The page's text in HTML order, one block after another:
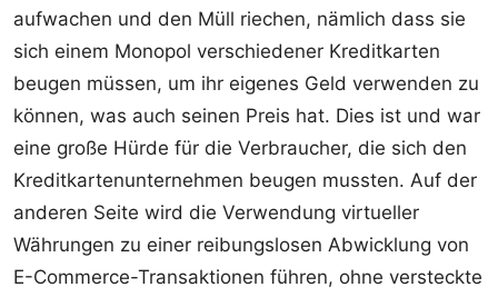
aufwachen und den Müll riechen, nämlich dass sie
sich einem Monopol verschiedener Kreditkarten
beugen müssen, um ihr eigenes Geld verwenden zu
können, was auch seinen Preis hat. Dies ist und war
eine große Hürde für die Verbraucher, die sich den
Kreditkartenunternehmen beugen mussten. Auf der
anderen Seite wird die Verwendung virtueller
Währungen zu einer reibungslosen Abwicklung von
E-Commerce-Transaktionen führen, ohne versteckte